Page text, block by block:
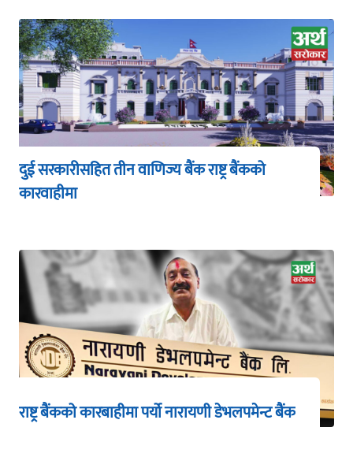
दुई सरकारीसहित तीन वाणिज्य बैंक राष्ट्र बैंकको
कारवाहीमा
राष्ट्र बैंकको कारबाहीमा पर्यो नारायणी डेभलपमेन्ट बैंक